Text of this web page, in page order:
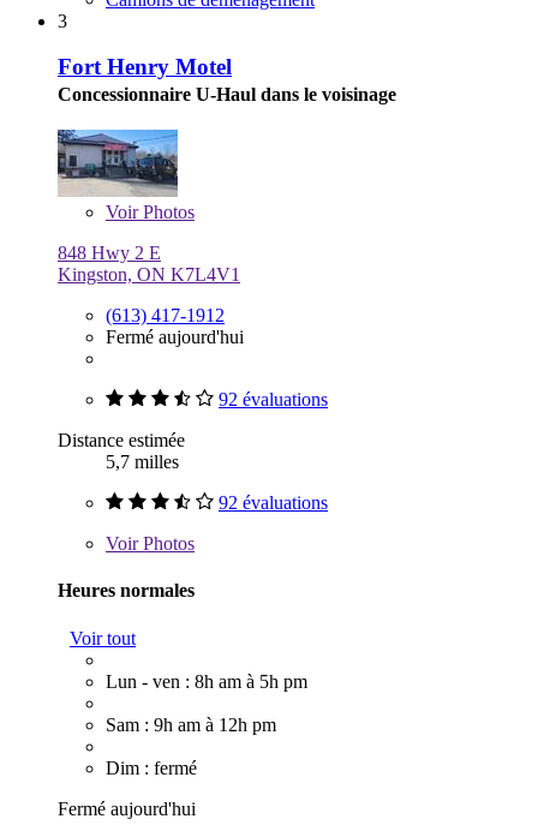
3
Fort Henry Motel
Concessionnaire U-Haul dans le voisinage
VoirPhotos
848 Hwy 2 E
Kingston, ON K7L4V1
(613) 417-1912
Fermé aujourd'hui
92 évaluations
Distance estimée
5,7 milles
92 évaluations
VoirPhotos
Heures normales
Voir tout
Lun - ven : 8h am à 5h pm
Sam : 9h am à 12h pm
Dim : fermé
Fermé aujourd'hui